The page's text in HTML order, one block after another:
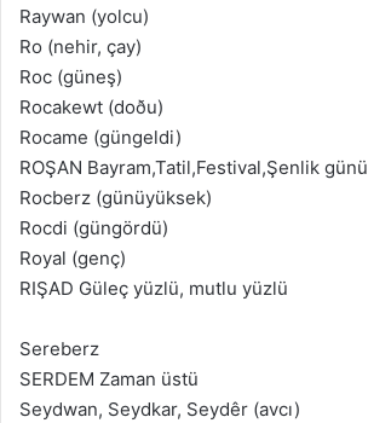
Raywan (yolcu)
Ro (nehir, çay)
Roc (güneş)
Rocakewt (doðu)
Rocame (güngeldi)
ROŞAN Bayram,Tatil,Festival,Şenlik günü
Rocberz (günüyüksek)
Rocdi (güngördü)
Royal (genç)
RIŞAD Güleç yüzlü, mutlu yüzlü
Sereberz
SERDEM Zaman üstü
Seydwan, Seydkar, Seydêr (avcı)